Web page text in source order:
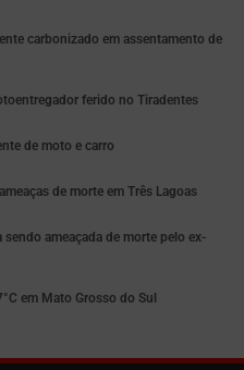
carbonizado em assentamento de
ferido no Tiradentes
de moto e carro
de morte em Três Lagoas
ameaçada de morte pelo ex-
em Mato Grosso do Sul